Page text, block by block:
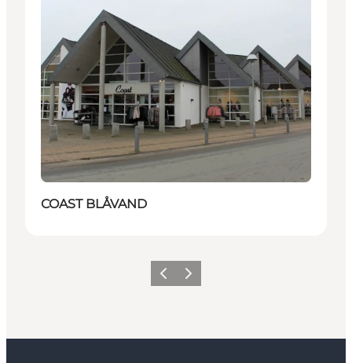
COAST BLÅVAND
ZurückWeiter